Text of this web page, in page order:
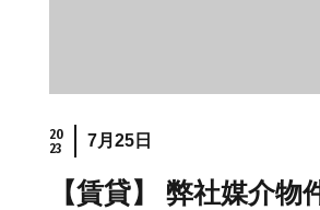
20
23
7月25日
【賃貸】 弊社媒介物